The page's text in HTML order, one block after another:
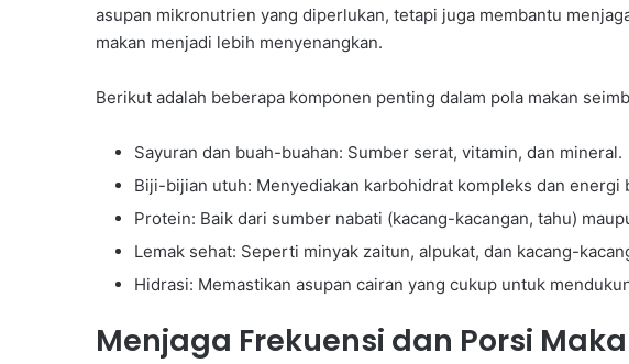
asupan mikronutrien yang diperlukan, tetapi juga membantu
makan menjadi lebih menyenangkan.
Berikut adalah beberapa komponen penting dalam pola makan
Sayuran dan buah-buahan: Sumber serat, vitamin, dan mineral.
Biji-bijian utuh: Menyediakan karbohidrat kompleks dan energi
Protein: Baik dari sumber nabati (kacang-kacangan, tahu)
Lemak sehat: Seperti minyak zaitun, alpukat, dan kacang-
Hidrasi: Memastikan asupan cairan yang cukup untuk
Menjaga Frekuensi dan Porsi